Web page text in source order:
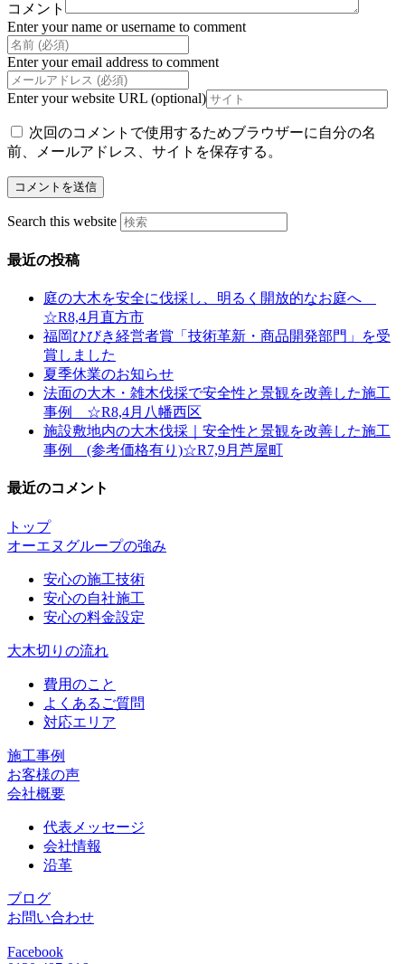
コメント
Enter your name or username to comment
Enter your email address to comment
Enter your website URL (optional)
次回のコメントで使用するためブラウザーに自分の名
前、メールアドレス、サイトを保存する。
Search this website
最近の投稿
庭の大木を安全に伐採し、明るく開放的なお庭へ
☆R8,4月直方市
福岡ひびき経営者賞「技術革新・商品開発部門」を受
賞しました
夏季休業のお知らせ
法面の大木・雑木伐採で安全性と景観を改善した施工
事例 ☆R8,4月八幡西区
施設敷地内の大木伐採｜安全性と景観を改善した施工
事例 (参考価格有り)☆R7,9月芦屋町
最近のコメント
トップ
オーエヌグループの強み
安心の施工技術
安心の自社施工
安心の料金設定
大木切りの流れ
費用のこと
よくあるご質問
対応エリア
施工事例
お客様の声
会社概要
代表メッセージ
会社情報
沿革
ブログ
お問い合わせ
Facebook